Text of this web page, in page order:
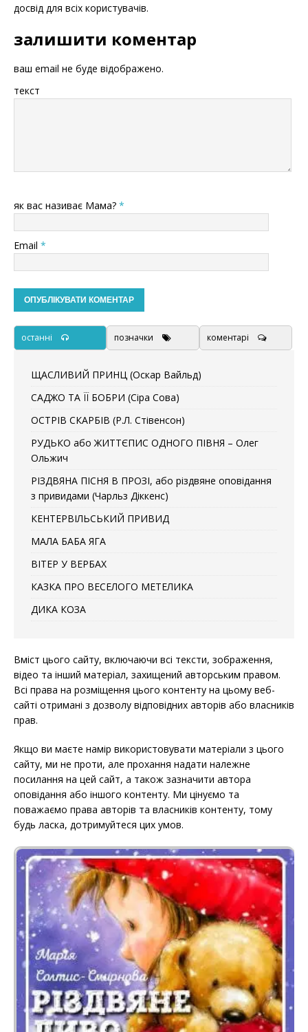
досвід для всіх користувачів.
залишити коментар
ваш email не буде відображено.
текст
як вас називає Мама? *
Email *
останні позначки коментарі
ЩАСЛИВИЙ ПРИНЦ (Оскар Вайльд)
САДЖО ТА ЇЇ БОБРИ (Сіра Сова)
ОСТРІВ СКАРБІВ (Р.Л. Стівенсон)
РУДЬКО або ЖИТТЄПИС ОДНОГО ПІВНЯ – Олег
Ольжич
РІЗДВЯНА ПІСНЯ В ПРОЗІ, або різдвяне оповідання
з привидами (Чарльз Діккенс)
КЕНТЕРВІЛЬСЬКИЙ ПРИВИД
МАЛА БАБА ЯГА
ВІТЕР У ВЕРБАХ
КАЗКА ПРО ВЕСЕЛОГО МЕТЕЛИКА
ДИКА КОЗА
Вміст цього сайту, включаючи всі тексти, зображення,
відео та інший матеріал, захищений авторським правом.
Всі права на розміщення цього контенту на цьому веб-
сайті отримані з дозволу відповідних авторів або власників
прав.
Якщо ви маєте намір використовувати матеріали з цього
сайту, ми не проти, але прохання надати належне
посилання на цей сайт, а також зазначити автора
оповідання або іншого контенту. Ми цінуємо та
поважаємо права авторів та власників контенту, тому
будь ласка, дотримуйтеся цих умов.